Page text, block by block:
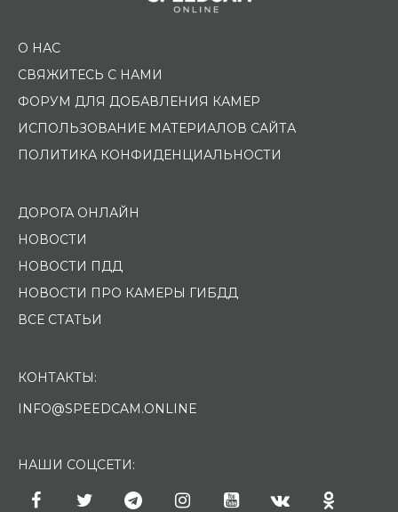
О НАС
СВЯЖИТЕСЬ С НАМИ
ФОРУМ ДЛЯ ДОБАВЛЕНИЯ КАМЕР
ИСПОЛЬЗОВАНИЕ МАТЕРИАЛОВ САЙТА
ПОЛИТИКА КОНФИДЕНЦИАЛЬНОСТИ
ДОРОГА ОНЛАЙН
НОВОСТИ
НОВОСТИ ПДД
НОВОСТИ ПРО КАМЕРЫ ГИБДД
ВСЕ СТАТЬИ
КОНТАКТЫ:
INFO@SPEEDCAM.ONLINE
НАШИ СОЦСЕТИ: